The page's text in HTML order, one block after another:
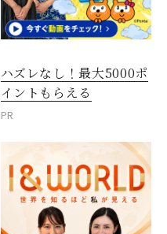
ハズレなし！最大5000ポ
イントもらえる
PR